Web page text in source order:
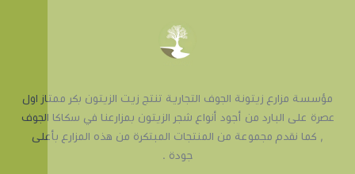
مؤسسة مزارع زيتونة الجوف التجارية تنتج زيت الزيتون بكر ممتاز اول
عصرة على البارد من أجود أنواع شجر الزيتون بمزارعنا في سكاكا الجوف
, كما نقدم مجموعة من المنتجات المبتكرة من هذه المزارع بأعلى
جودة .